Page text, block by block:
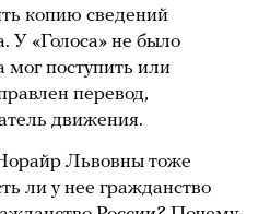
копию сведений
У «Голоса» не было
мог поступить или
перевод,
движения.
Львовны тоже
ли у нее гражданство